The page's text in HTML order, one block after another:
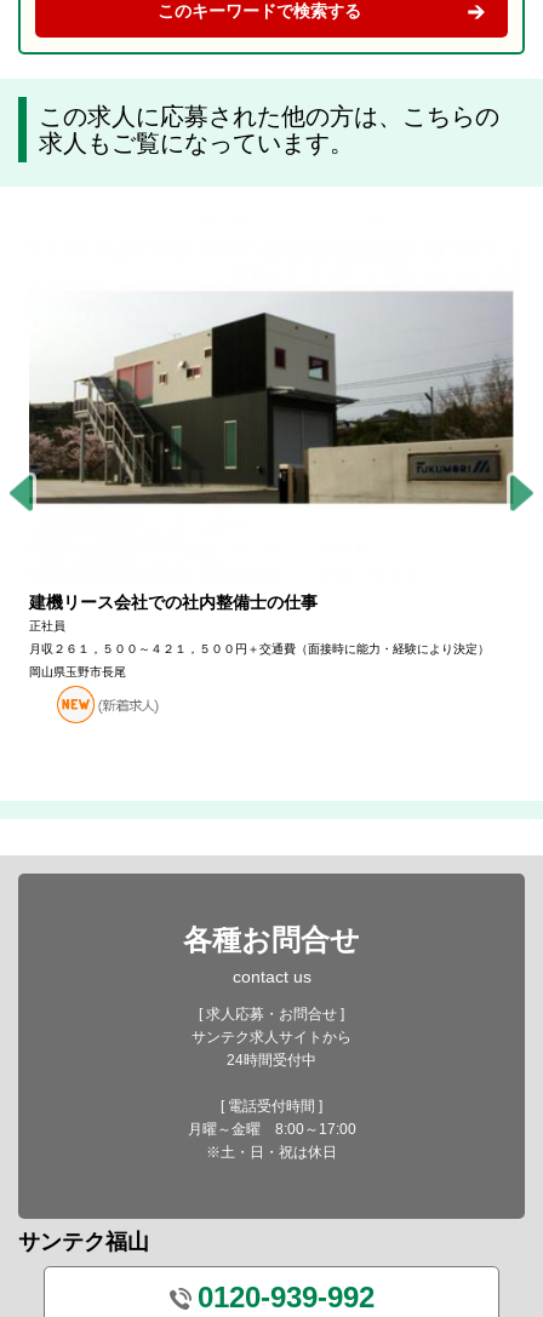
この求人に応募された他の方は、こちらの
求人もご覧になっています。
建機リース会社での社内整備士の仕事
正社員
月収２６１，５００～４２１，５００円＋交通費（面接時に能力・経験により決定）
岡山県玉野市長尾
各種お問合せ
contact us
[ 求人応募・お問合せ ]
サンテク求人サイトから
24時間受付中
[ 電話受付時間 ]
月曜～金曜 8:00～17:00
※土・日・祝は休日
サンテク福山
0120-939-992